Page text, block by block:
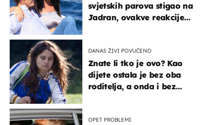
svjetskih parova stigao na
Jadran, ovakve reakcije
DANAS ŽIVI POVUČENO
Znate li tko je ovo? Kao
dijete ostala je bez oba
roditelja, a onda i bez
OPET PROBLEMI